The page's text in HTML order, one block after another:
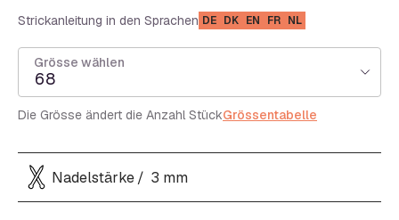
Strickanleitung in den Sprachen DE DK EN FR NL
Grösse wählen
68
Die Grösse ändert die Anzahl StückGrössentabelle
Nadelstärke 3 mm